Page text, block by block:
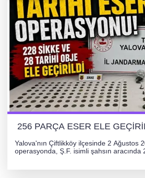
256 PARÇA ESER ELE
Yalova'nın Çiftlikköy ilçesinde 2 Ağustos
operasyonda, Ş.F. isimli şahsın aracında